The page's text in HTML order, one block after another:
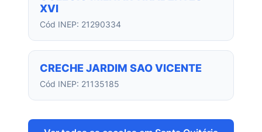
XVI
Cód INEP: 21290334
CRECHE JARDIM SAO VICENTE
Cód INEP: 21135185